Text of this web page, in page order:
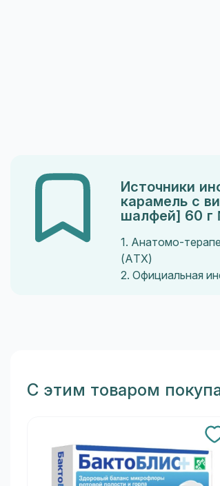
Источники
карамель с
шалфей] 60 г
1. Анатомо-
(ATX)
2. Официальная
С этим товаром